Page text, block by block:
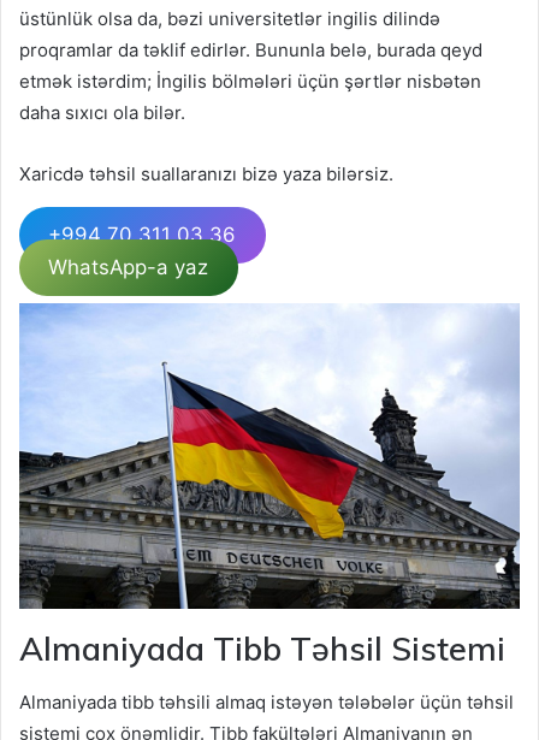
üstünlük olsa da, bəzi universitetlər ingilis dilində
proqramlar da təklif edirlər. Bununla belə, burada qeyd
etmək istərdim; İngilis bölmələri üçün şərtlər nisbətən
daha sıxıcı ola bilər.
Xaricdə təhsil suallaranızı bizə yaza bilərsiz.
+994 70 311 03 36
WhatsApp-a yaz
Almaniyada Tibb Təhsil Sistemi
Almaniyada tibb təhsili almaq istəyən tələbələr üçün təhsil
sistemi çox önəmlidir. Tibb fakültələri Almaniyanın ən